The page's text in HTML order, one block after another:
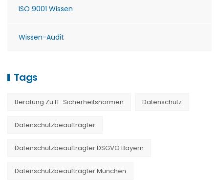
ISO 9001 Wissen
Wissen-Audit
Tags
Beratung Zu IT-Sicherheitsnormen Datenschutz
Datenschutzbeauftragter
Datenschutzbeauftragter DSGVO Bayern
Datenschutzbeauftragter München